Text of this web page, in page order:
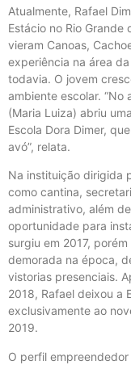
Atualmente, Rafael
Estácio no Rio
vieram Canoas,
experiência na área
todavia. O jovem
ambiente escolar. “No
(Maria Luiza) abriu
Escola Dora Dimer,
avó”, relata.
Na instituição dirigida
como cantina,
administrativo, além
oportunidade para
surgiu em 2017,
demorada na época,
vistorias presenciais.
2018, Rafael deixou a
exclusivamente ao
2019.
O perfil